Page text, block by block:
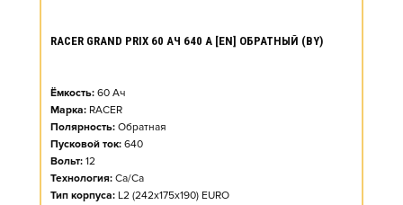
RACER GRAND PRIX 60 АЧ 640 А [EN] ОБРАТНЫЙ (BY)
Ёмкость: 60 Ач
Марка: RACER
Полярность: Обратная
Пусковой ток: 640
Вольт: 12
Технология: Ca/Ca
Тип корпуса: L2 (242x175x190) EURO